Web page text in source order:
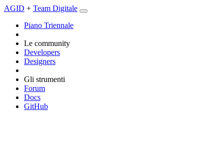
AGID + Team Digitale
Piano Triennale
Le community
Developers
Designers
Gli strumenti
Forum
Docs
GitHub